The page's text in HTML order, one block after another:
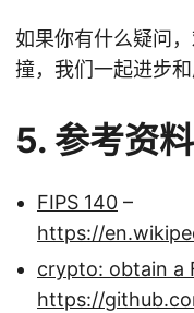
如果你有什么疑问
撞，我们一起进步和
5. 参考资料
FIPS 140 –
https://
crypto: obtain a
https://